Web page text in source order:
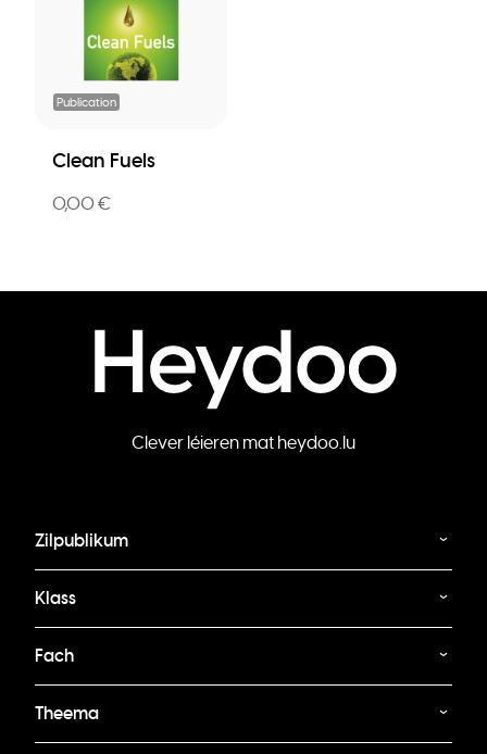
Publication
Clean Fuels
0,00 €
Clever léieren mat heydoo.lu
Zilpublikum
Klass
Fach
Theema